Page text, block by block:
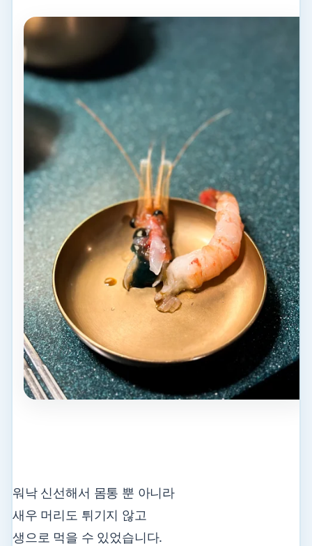
워낙 신선해서 몸통 뿐 아니라
새우 머리도 튀기지 않고
생으로 먹을 수 있었습니다.